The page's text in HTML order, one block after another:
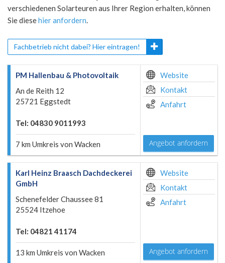
verschiedenen Solarteuren aus Ihrer Region erhalten, können
Sie diesehier anfordern.
Fachbetrieb nicht dabei? Hier eintragen!
PM Hallenbau & Photovoltaik
An de Reith 12
25721 Eggstedt
Tel: 04830 9011993
7 km Umkreis von Wacken
Website
Kontakt
Anfahrt
Angebot anfordern
Karl Heinz Braasch Dachdeckerei
GmbH
Schenefelder Chaussee 81
25524 Itzehoe
Tel: 04821 41174
13 km Umkreis von Wacken
Website
Kontakt
Anfahrt
Angebot anfordern